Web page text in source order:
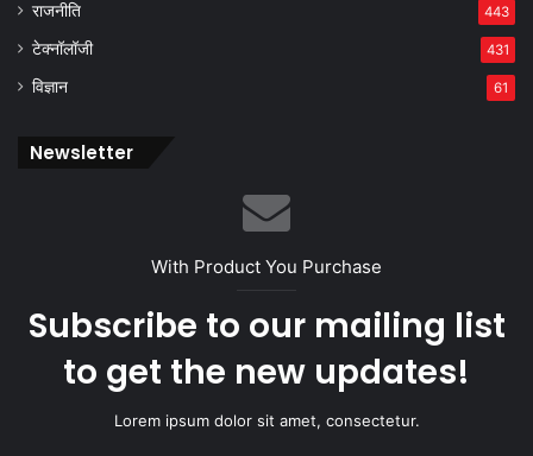
राजनीति 443
टेक्नॉलॉजी 431
विज्ञान 61
Newsletter
With Product You Purchase
Subscribe to our mailing list
to get the new updates!
Lorem ipsum dolor sit amet, consectetur.